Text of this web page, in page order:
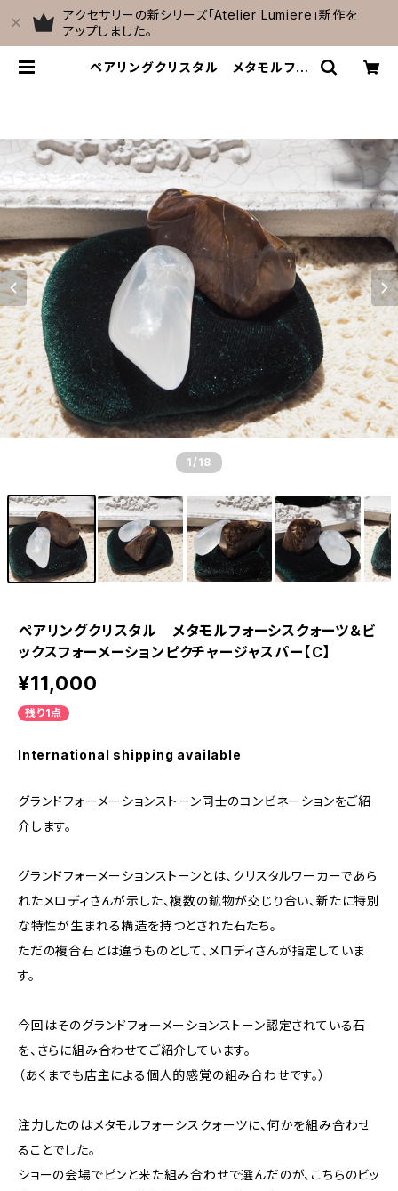
アクセサリーの新シリーズ「Atelier Lumiere」新作を
アップしました。
ペアリングクリスタル メタモルフォ
1 /18
ペアリングクリスタル メタモルフォーシスクォーツ＆ビ
ックスフォーメーションピクチャージャスパー【C】
¥11,000
残り1点
International shipping available
グランドフォーメーションストーン同士のコンビネーションをご紹
介します。
グランドフォーメーションストーンとは、クリスタルワーカーであら
れたメロディさんが示した、複数の鉱物が交じり合い、新たに特別
な特性が生まれる構造を持つとされた石たち。
ただの複合石とは違うものとして、メロディさんが指定していま
す。
今回はそのグランドフォーメーションストーン認定されている石
を、さらに組み合わせてご紹介しています。
（あくまでも店主による個人的感覚の組み合わせです。）
注力したのはメタモルフォーシスクォーツに、何かを組み合わせ
ることでした。
ショーの会場でピンと来た組み合わせで選んだのが、こちらのビッ